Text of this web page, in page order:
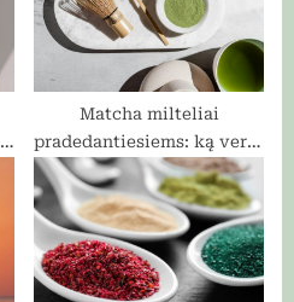
Matcha milteliai
pradedantiesiems: ką verta
žinoti prieš perkant?